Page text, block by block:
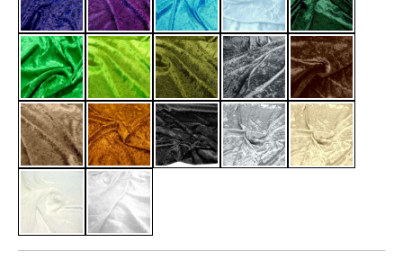
Nacht BlauAubergineTürkis Hell Blau Dunkel
Gras GrünNeon GrünAntik GrünAnthrazit Dunkel
Kupfer BraunZimt BraunSchwarz Silber
Creme Weiß